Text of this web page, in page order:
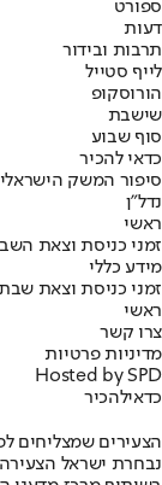
ספורט
דעות
תרבות ובידור
לייף סטייל
הורוסקופ
שישבת
סוף שבוע
כדאי להכיר
סיפור המשק הישראלי
נדל"ן
ראשי
זמני כניסת וצאת
מידע כללי
זמני כניסת וצאת
ראשי
צרו קשר
מדיניות פרטיות
Hosted by SPD
כדאילהכיר
הצעירים שמצליחים
נבחרת ישראל